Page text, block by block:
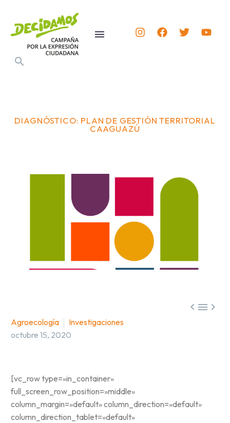
DIAGNÓSTICO: PLAN DE GESTIÓN TERRITORIAL
CAAGUAZÚ

Agroecología
Investigaciones
octubre 15, 2020
[vc_row type=»in_container»
full_screen_row_position=»middle»
column_margin=»default» column_direction=»default»
column_direction_tablet=»default»